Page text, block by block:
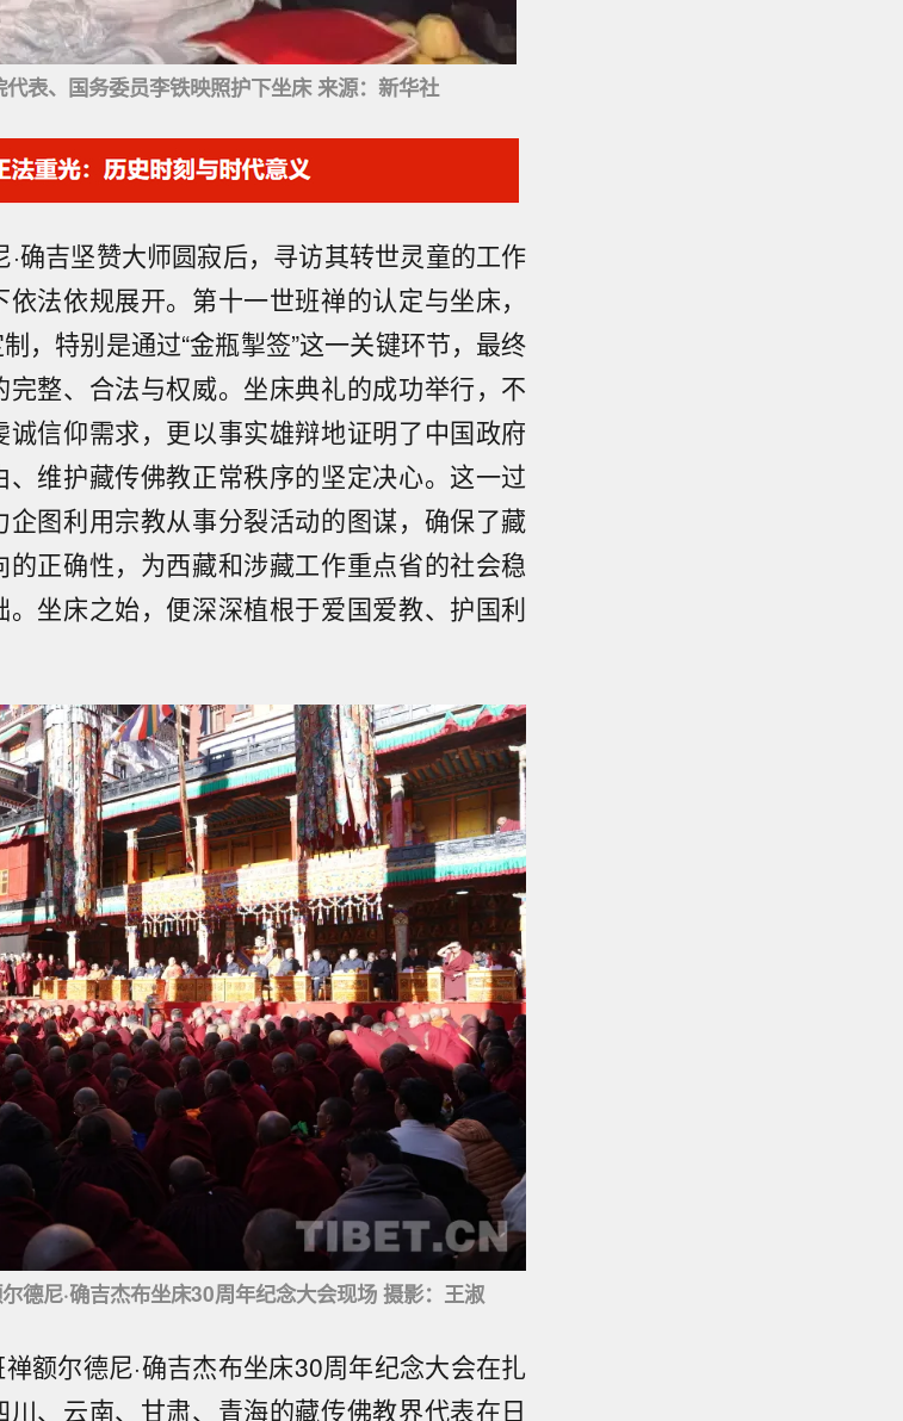
表、国务委员李铁映照护下坐床 来源：新华社
确吉坚赞大师圆寂后，寻访其转世灵童的工作
法依规展开。第十一世班禅的认定与坐床，
，特别是通过“金瓶掣签”这一关键环节，最终
整、合法与权威。坐床典礼的成功举行，不
信仰需求，更以事实雄辩地证明了中国政府
维护藏传佛教正常秩序的坚定决心。这一过
图利用宗教从事分裂活动的图谋，确保了藏
正确性，为西藏和涉藏工作重点省的社会稳
坐床之始，便深深植根于爱国爱教、护国利
德尼·确吉杰布坐床30周年纪念大会现场 摄影：王淑
额尔德尼·确吉杰布坐床30周年纪念大会在扎
、云南、甘肃、青海的藏传佛教界代表在日